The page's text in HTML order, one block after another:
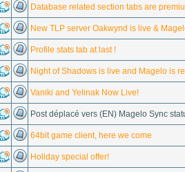
Database related section tabs are
New TLP server Oakwynd is live &
Profile stats tab at last !
Night of Shadows is live and Magelo is
Vaniki and Yelinak Now Live!
Post déplacé vers (EN) Magelo Sync
64bit game client, here we come
Holiday special offer!